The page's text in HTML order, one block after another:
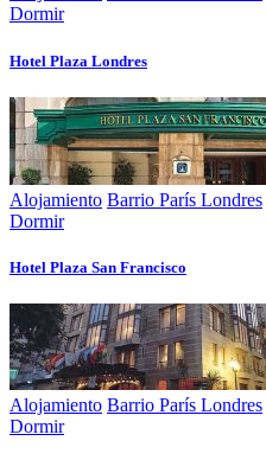
Dormir
Hotel Plaza Londres
Alojamiento Barrio París Londres
Dormir
Hotel Plaza San Francisco
Alojamiento Barrio París Londres
Dormir